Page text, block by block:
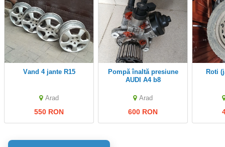
Vand 4 jante R15
Arad
550 RON
Pompă înaltă presiune
AUDI A4 b8
Arad
600 RON
roti